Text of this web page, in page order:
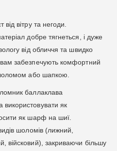
від вітру та негоди.
добре тягнеться, і дуже
від обличчя та швидко
забезпечують комфортний
або шапкою.
баллаклава
як
як шарф на шиї.
шоломів (лижний,
війсковий), закриваючи більшу